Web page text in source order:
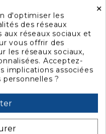
×
d'optimiser les
des réseaux
aux réseaux sociaux et
vous offrir des
les réseaux sociaux,
Acceptez-
implications associées
?